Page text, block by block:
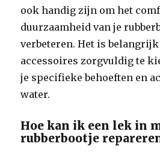
ook handig zijn om het
duurzaamheid van je
verbeteren. Het is belangrijk
accessoires zorgvuldig te
je specifieke behoeften en
water.
Hoe kan ik een lek in
rubberbootje